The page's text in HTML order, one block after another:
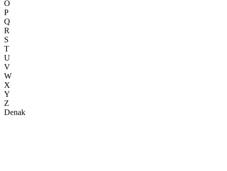
O
P
Q
R
S
T
U
V
W
X
Y
Z
Denak